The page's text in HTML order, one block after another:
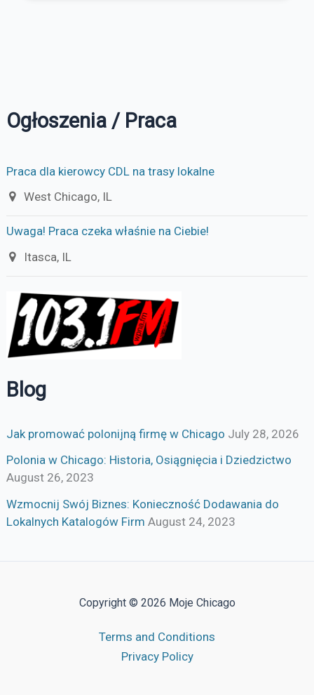
Ogłoszenia / Praca
Praca dla kierowcy CDL na trasy lokalne
West Chicago, IL
Uwaga! Praca czeka właśnie na Ciebie!
Itasca, IL
Blog
Jak promować polonijną firmę w Chicago July 28, 2026
Polonia w Chicago: Historia, Osiągnięcia i Dziedzictwo
August 26, 2023
Wzmocnij Swój Biznes: Konieczność Dodawania do
Lokalnych Katalogów Firm August 24, 2023
Copyright © 2026 Moje Chicago
Terms and Conditions
Privacy Policy